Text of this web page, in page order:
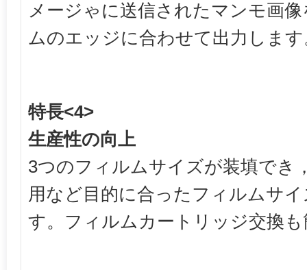
メージゃに送信されたマンモ画
ムのエッジに合わせて出力します
特長<4>
生産性の向上
3つのフィルムサイズが装填でき
用など目的に合ったフィルムサ
す。フィルムカートリッジ交換